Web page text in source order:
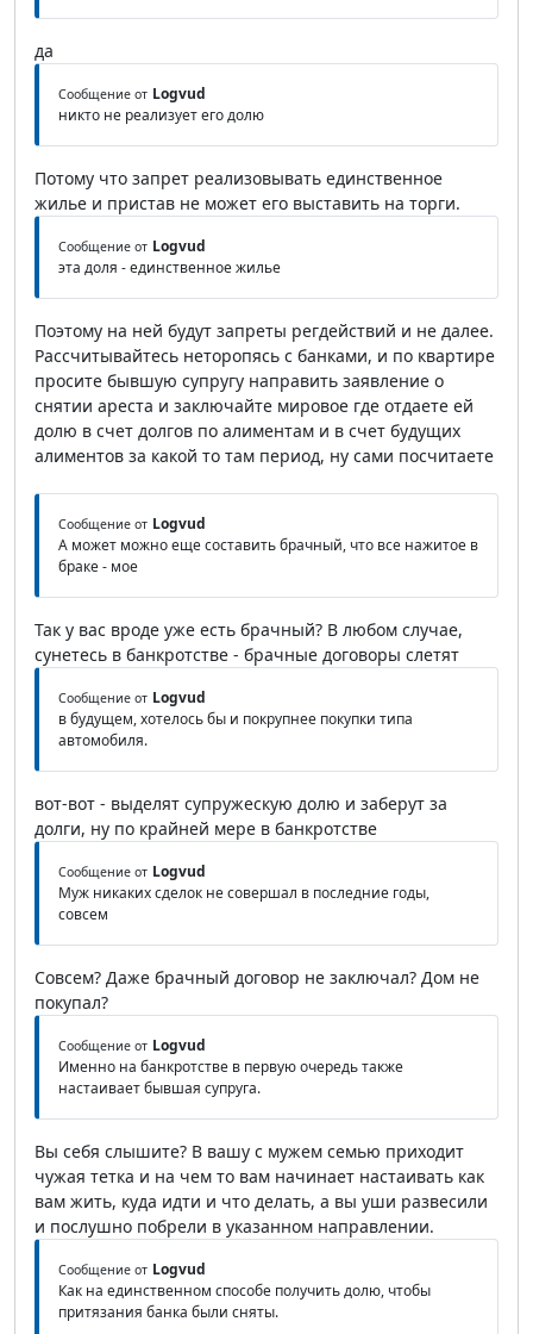
да
Сообщение от Logvud
никто не реализует его долю
Потому что запрет реализовывать единственное
жилье и пристав не может его выставить на торги.
Сообщение от Logvud
эта доля - единственное жилье
Поэтому на ней будут запреты регдействий и не далее.
Рассчитывайтесь неторопясь с банками, и по квартире
просите бывшую супругу направить заявление о
снятии ареста и заключайте мировое где отдаете ей
долю в счет долгов по алиментам и в счет будущих
алиментов за какой то там период, ну сами посчитаете
Сообщение от Logvud
А может можно еще составить брачный, что все нажитое в
браке - мое
Так у вас вроде уже есть брачный? В любом случае,
сунетесь в банкротстве - брачные договоры слетят
Сообщение от Logvud
в будущем, хотелось бы и покрупнее покупки типа
автомобиля.
вот-вот - выделят супружескую долю и заберут за
долги, ну по крайней мере в банкротстве
Сообщение от Logvud
Муж никаких сделок не совершал в последние годы,
совсем
Совсем? Даже брачный договор не заключал? Дом не
покупал?
Сообщение от Logvud
Именно на банкротстве в первую очередь также
настаивает бывшая супруга.
Вы себя слышите? В вашу с мужем семью приходит
чужая тетка и на чем то вам начинает настаивать как
вам жить, куда идти и что делать, а вы уши развесили
и послушно побрели в указанном направлении.
Сообщение от Logvud
Как на единственном способе получить долю, чтобы
притязания банка были сняты.